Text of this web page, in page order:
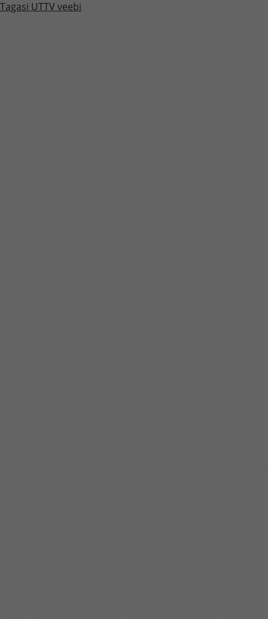
Tagasi UTTV veebi